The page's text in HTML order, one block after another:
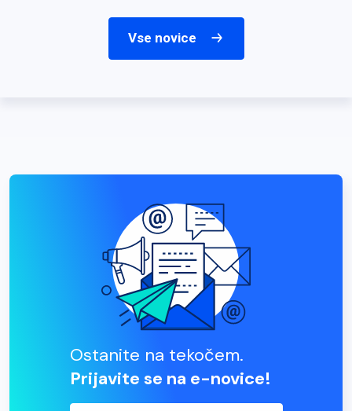
Vse novice
Ostanite na tekočem.
Prijavite se na e-novice!